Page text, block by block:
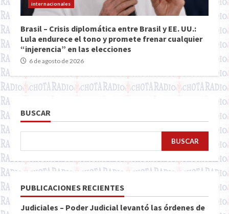
internacionales
Brasil – Crisis diplomática entre Brasil y EE. UU.:
Lula endurece el tono y promete frenar cualquier
“injerencia” en las elecciones
6 de agosto de 2026
BUSCAR
BUSCAR
PUBLICACIONES RECIENTES
Judiciales – Poder Judicial levantó las órdenes de